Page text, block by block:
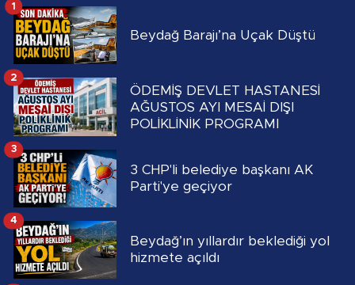
Beydağ Barajı’na Uçak Düştü
1
ÖDEMİŞ DEVLET HASTANESİ
AĞUSTOS AYI MESAİ DIŞI
POLİKLİNİK PROGRAMI
2
3 CHP'li belediye başkanı AK
Parti'ye geçiyor
3
Beydağ’ın yıllardır beklediği yol
hizmete açıldı
4